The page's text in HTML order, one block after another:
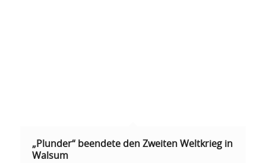
„Plunder“ beendete den Zweiten Weltkrieg in
Walsum